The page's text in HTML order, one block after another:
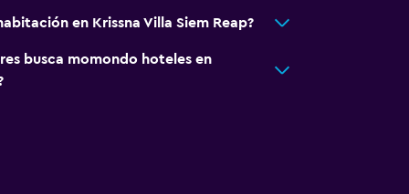
en Krissna Villa Siem Reap?
busca momondo hoteles en